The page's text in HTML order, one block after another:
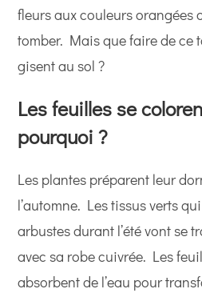
fleurs aux couleurs orangées
tomber. Mais que faire de ce
gisent au sol ?
Les feuilles se
pourquoi ?
Les plantes préparent leur
l’automne. Les tissus verts
arbustes durant l’été vont se
avec sa robe cuivrée. Les
absorbent de l’eau pour